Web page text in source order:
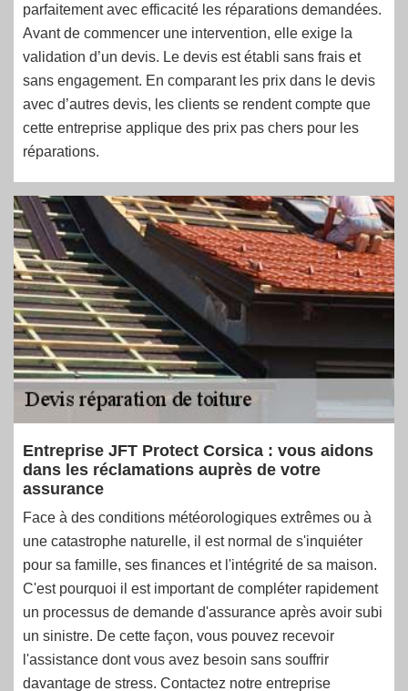
parfaitement avec efficacité les réparations demandées.
Avant de commencer une intervention, elle exige la
validation d’un devis. Le devis est établi sans frais et
sans engagement. En comparant les prix dans le devis
avec d’autres devis, les clients se rendent compte que
cette entreprise applique des prix pas chers pour les
réparations.
Entreprise JFT Protect Corsica : vous aidons
dans les réclamations auprès de votre
assurance
Face à des conditions météorologiques extrêmes ou à
une catastrophe naturelle, il est normal de s'inquiéter
pour sa famille, ses finances et l'intégrité de sa maison.
C'est pourquoi il est important de compléter rapidement
un processus de demande d'assurance après avoir subi
un sinistre. De cette façon, vous pouvez recevoir
l'assistance dont vous avez besoin sans souffrir
davantage de stress. Contactez notre entreprise